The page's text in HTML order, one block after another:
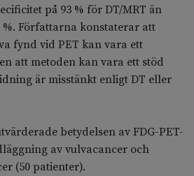
på 93 % för DT/MRT än
%. Författarna konstaterar att
fynd vid PET kan vara ett
att metoden kan vara ett stöd
är misstänkt enligt DT eller
betydelsen av FDG-PET-
av vulvacancer och
(50 patienter).